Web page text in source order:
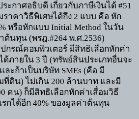
ะกาศอธิบดี เกี่ยวกับภาษีเงินได้ #51
าคาวิธีพิเศษได้ถึง 2 แบบ คือ หัก
หรือหักแบบ Initial Method ในวัน
ต้นทุน (พรฎ.#264 พ.ศ.2536)
กรณ์คอมพิวเตอร์ มีสิทธิเลือกหักค่า
ด้ภายใน 3ปี (ทรัพย์สินประเภทอื่นจะ
ละถ้าเป็นบริษัท SMEs (คือ มี
ที่ดิน) ไม่เกิน 200 ล้านบาท และมี
คน) ก็มีสิทธิเลือกหักค่าเสื่อมวิธี
กได้อีก 40% ของมูลค่าต้นทุน